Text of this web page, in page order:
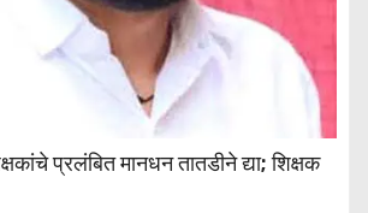
प्रलंबित मानधन तातडीने द्या; शिक्षक